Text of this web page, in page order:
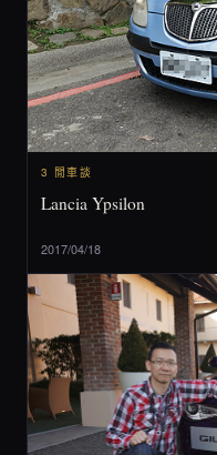
3 閒車談
Lancia Ypsilon
2017/04/18